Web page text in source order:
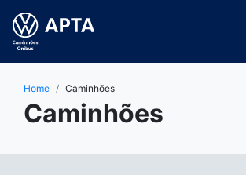
Home Caminhões
Caminhões